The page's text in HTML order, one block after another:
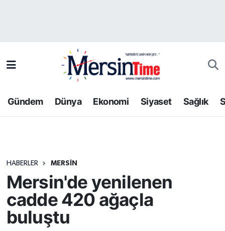
Gündem Dünya Ekonomi Siyaset Sağlık
HABERLER MERSIN
Mersin'de yenilenen
cadde 420 ağaçla
buluştu
Bilim-Teknoloji
Dünya
Ekonomi
Gündem
Kültür-Sanat
Trafik Durumu
Tüm Manşetler
Haber Arşivi